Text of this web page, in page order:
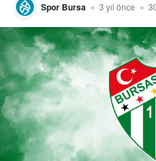
Spor Bursa 3 yıl önce